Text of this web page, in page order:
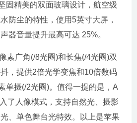
固精美的双面玻璃设计，航空级
防尘的特性，使用5英寸大屏，
器音量提升最高可达 25%。
素广角(/8光圈)和长焦(/4光圈)双
，提供2倍光学变焦和10倍数码
单摄(/2光圈)。值得一提的是，A
了人像模式，支持自然光、摄影
、单色舞台光特效。以上是苹果